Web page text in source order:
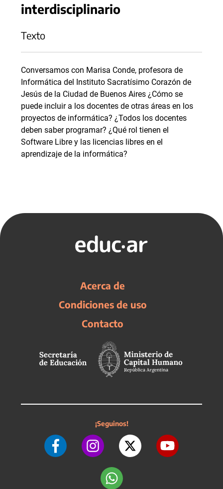
interdisciplinario
Texto
Conversamos con Marisa Conde, profesora de
Informática del Instituto Sacratísimo Corazón de
Jesús de la Ciudad de Buenos Aires ¿Cómo se
puede incluir a los docentes de otras áreas en los
proyectos de informática? ¿Todos los docentes
deben saber programar? ¿Qué rol tienen el
Software Libre y las licencias libres en el
aprendizaje de la informática?
Acerca de
Condiciones de uso
Contacto
¡Seguinos!